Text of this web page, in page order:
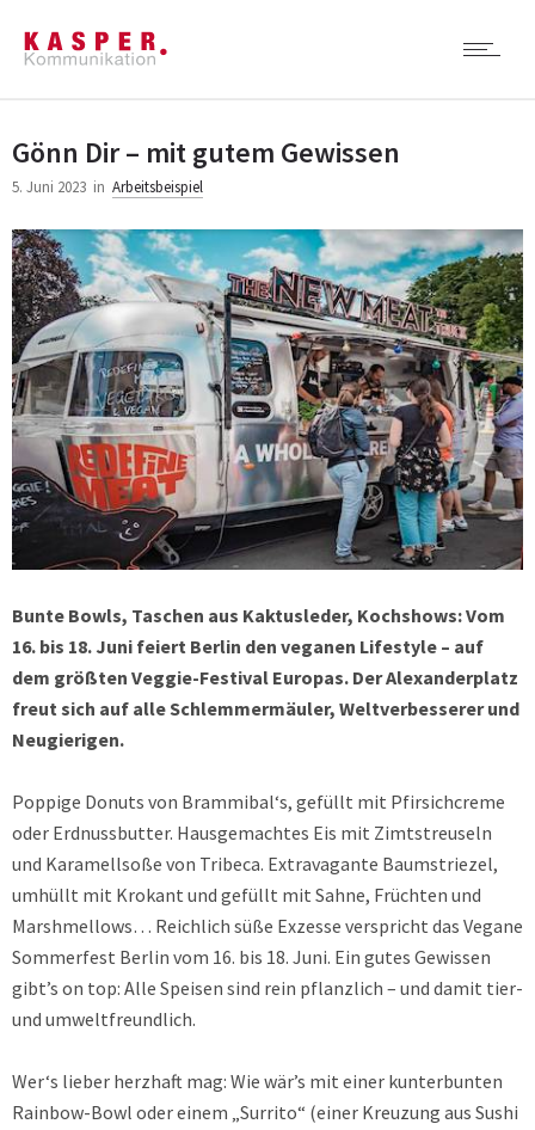
Gönn Dir – mit gutem Gewissen
5. Juni 2023 in Arbeitsbeispiel
Bunte Bowls, Taschen aus Kaktusleder, Kochshows: Vom
16. bis 18. Juni feiert Berlin den veganen Lifestyle – auf
dem größten Veggie-Festival Europas. Der Alexanderplatz
freut sich auf alle Schlemmermäuler, Weltverbesserer und
Neugierigen.
Poppige Donuts von Brammibal‘s, gefüllt mit Pfirsichcreme
oder Erdnussbutter. Hausgemachtes Eis mit Zimtstreuseln
und Karamellsoße von Tribeca. Extravagante Baumstriezel,
umhüllt mit Krokant und gefüllt mit Sahne, Früchten und
Marshmellows… Reichlich süße Exzesse verspricht das Vegane
Sommerfest Berlin vom 16. bis 18. Juni. Ein gutes Gewissen
gibt’s on top: Alle Speisen sind rein pflanzlich – und damit tier-
und umweltfreundlich.
Wer‘s lieber herzhaft mag: Wie wär’s mit einer kunterbunten
Rainbow-Bowl oder einem „Surrito“ (einer Kreuzung aus Sushi